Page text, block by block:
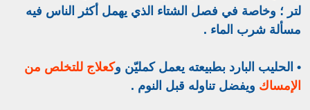
لتر ؛ وخاصة في فصل الشتاء الذي يهمل أكثر الناس فيه
مسألة شرب الماء .
• الحليب البارد بطبيعته يعمل كمليّن وكعلاج للتخلص من
الإمساك ويفضل تناوله قبل النوم .